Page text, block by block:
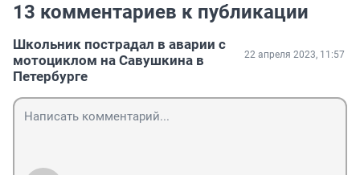
13 комментариев к публикации
Школьник пострадал в аварии с
мотоциклом на Савушкина в
Петербурге
22 апреля 2023, 11:57